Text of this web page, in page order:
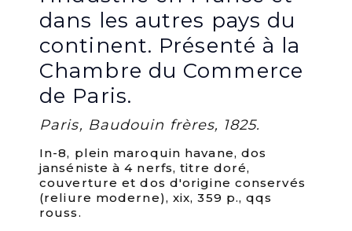
dans les autres pays du
continent. Présenté à la
Chambre du Commerce
de Paris.
Paris, Baudouin frères, 1825.
In-8, plein maroquin havane, dos
janséniste à 4 nerfs, titre doré,
couverture et dos d'origine conservés
(reliure moderne), xix, 359 p., qqs
rouss.